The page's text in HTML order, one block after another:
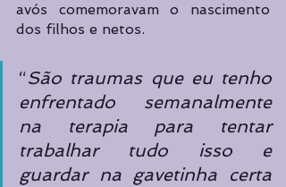
avós comemoravam o nascimento
dos filhos e netos.
“São traumas que eu tenho
enfrentado semanalmente
na terapia para tentar
trabalhar tudo isso e
guardar na gavetinha certa